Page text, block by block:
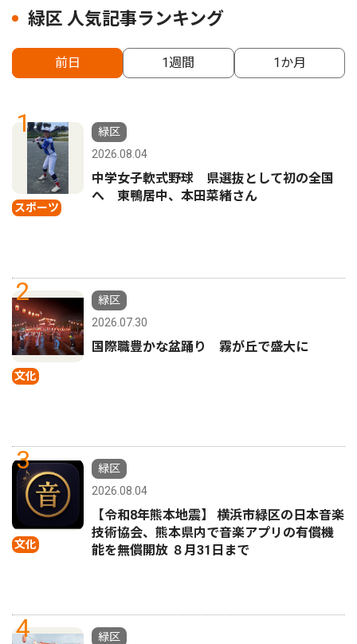
緑区 人気記事ランキング
前日 1週間 1か月
1
スポーツ
緑区
2026.08.04
中学女子軟式野球 県選抜として初の全国
へ 東鴨居中、本田菜緒さん
2
文化
緑区
2026.07.30
国際職豊かな盆踊り 霧が丘で盛大に
3
文化
緑区
2026.08.04
【令和8年熊本地震】 横浜市緑区の日本音楽
技術協会、熊本県内で音楽アプリの有償機
能を無償開放 ８月31日まで
4
緑区